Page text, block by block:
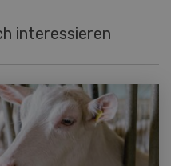
interessieren